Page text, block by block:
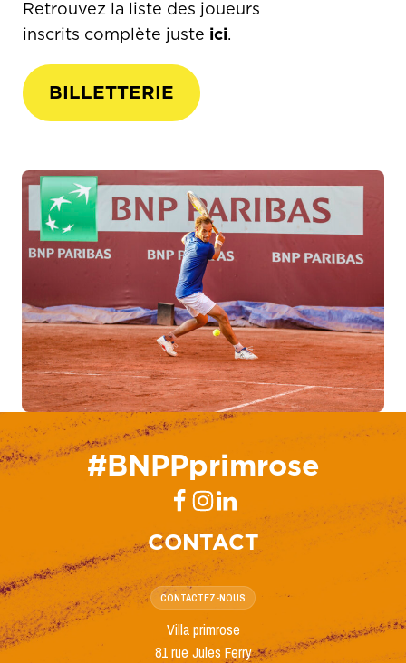
Retrouvez la liste des joueurs
inscrits complète juste ici.
BILLETTERIE
#BNPPprimrose
CONTACT
CONTACTEZ-NOUS
Villa primrose
81 rue Jules Ferry